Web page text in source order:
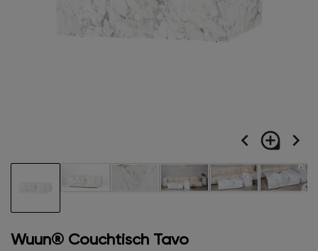
navigate_before loupe navigate_next
Wuun® Couchtisch Tavo